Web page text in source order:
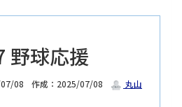
野球応援
08 作成：2025/07/08
丸山